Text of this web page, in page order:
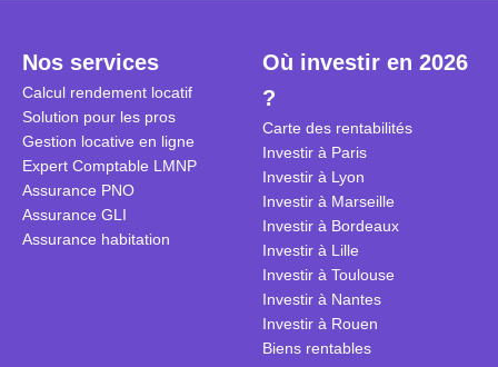
secondes
sécuriser
Nos services
Calcul rendement locatif
Solution pour les pros
Gestion locative en ligne
Expert Comptable LMNP
Assurance PNO
Assurance GLI
Assurance habitation
Où investir en 2026
?
Carte des rentabilités
Investir à Paris
Investir à Lyon
Investir à Marseille
Investir à Bordeaux
Investir à Lille
Investir à Toulouse
Investir à Nantes
Investir à Rouen
Biens rentables